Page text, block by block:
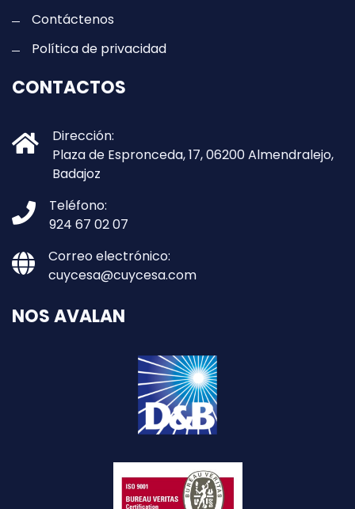
Contáctenos
Política de privacidad
CONTACTOS
Dirección:
Plaza de Espronceda, 17, 06200 Almendralejo,
Badajoz
Teléfono:
924 67 02 07
Correo electrónico:
cuycesa@cuycesa.com
NOS AVALAN